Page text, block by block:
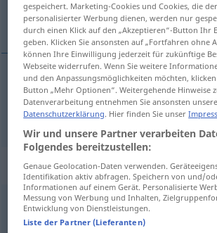
conneries
connerie(s)f(pl) Scheiß SL
Synonyme für "Scheiß"
Kiki (ugs.),Quatsch (ugs.),Schwachsinn
gespeichert. Marketing-Cookies und Cookies, die
personalisierter Werbung dienen, werden nur
durch einen Klick auf den „Akzeptieren“-Button Ihr
geben. Klicken Sie ansonsten auf „Fortfahren ohne
können Ihre Einwilligung jederzeit für zukünftige
Webseite widerrufen. Wenn Sie weitere
und den Anpassungsmöglichkeiten möchten,
Button „Mehr Optionen“. Weitergehende Hinweise
Datenverarbeitung entnehmen Sie ansonsten
Datenschutzerklärung. Hier finden Sie unser
Wir und unsere Partner verarbeiten
Folgendes bereitzustellen:
Genaue Geolocation-Daten verwenden.
Identifikation aktiv abfragen. Speichern von und/
Informationen auf einem Gerät. Personalisierte
Messung von Werbung und Inhalten,
Entwicklung von Dienstleistungen.
Liste der Partner (Lieferanten)